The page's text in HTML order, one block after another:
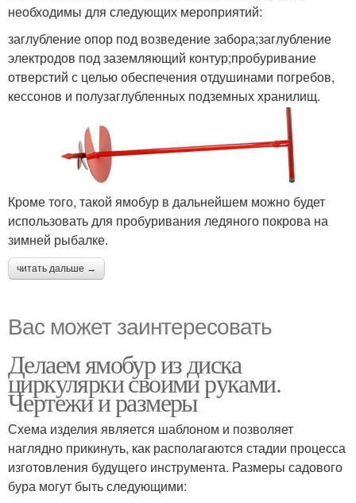
необходимы для следующих мероприятий:
заглубление опор под возведение забора;заглубление
электродов под заземляющий контур;пробуривание
отверстий с целью обеспечения отдушинами погребов,
кессонов и полузаглубленных подземных хранилищ.
Кроме того, такой ямобур в дальнейшем можно будет
использовать для пробуривания ледяного покрова на
зимней рыбалке.
читать дальше →
Вас может заинтересовать
Делаем ямобур из диска
циркулярки своими руками.
Чертежи и размеры
Схема изделия является шаблоном и позволяет
наглядно прикинуть, как располагаются стадии процесса
изготовления будущего инструмента. Размеры садового
бура могут быть следующими: